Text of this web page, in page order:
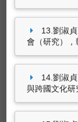
言叔
獎）
獎。
主義
士論
林》
13.劉淑
會（研究），
14.劉淑
與跨國文化研